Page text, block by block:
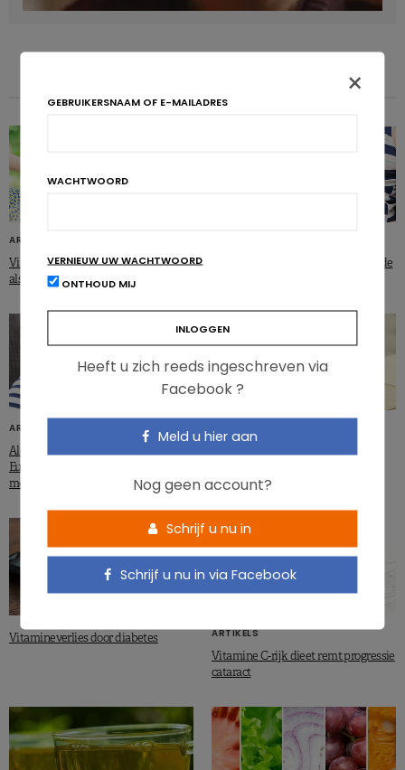
ARTIKELS
Vitamine C beperkt oxidatieve stress
als gevolg van sport
Waarom is alcohol schadelijk voor de
ARTIKELS
Alcohol en zwangerschap: welke
Europese vrouwen drinken het
meest?
ARTIKELS
Vitamineverlies door diabetes ARTIKELS
Vitamine C-rijk dieet remt progressie
cataract
×
GEBRUIKERSNAAM OF E-MAILADRES
WACHTWOORD
VERNIEUW UW WACHTWOORD
ONTHOUD MIJ
Heeft u zich reeds ingeschreven via
Facebook ?
Meld u hier aan
Nog geen account?
Schrijf u nu in
Schrijf u nu in via Facebook